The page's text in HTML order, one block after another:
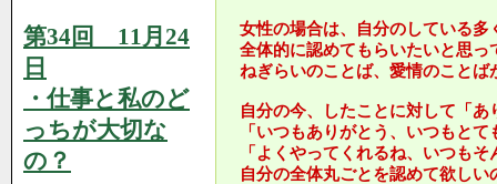
第34回 11月24
日
・仕事と私のど
っちが大切な
の？
女性の場合は、自分のしている多
全体的に認めてもらいたいと思っ
ねぎらいのことば、愛情のことば
自分の今、したことに対して「あ
「いつもありがとう、いつもとて
「よくやってくれるね、いつもそ
自分の全体丸ごとを認めて欲しい